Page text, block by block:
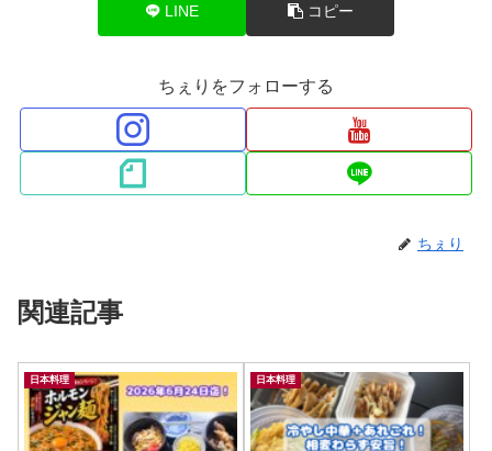
LINE コピー
ちぇりをフォローする
ちぇり
関連記事
日本料理 日本料理